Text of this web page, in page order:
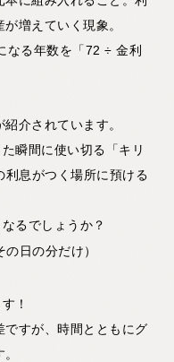
増えていく現象。
なる年数を「72 ÷ 金利
介されています。
瞬間に使い切る「キリ
息がつく場所に預ける
るでしょうか？
日の分だけ）
！
ですが、時間とともにグ